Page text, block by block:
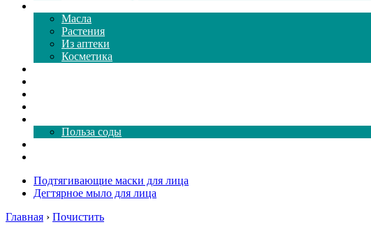
Масла
Растения
Из аптеки
Косметика
Польза соды
Подтягивающие маски для лица
Дегтярное мыло для лица
Главная › Почистить